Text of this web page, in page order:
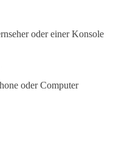
oder einer Konsole
oder Computer